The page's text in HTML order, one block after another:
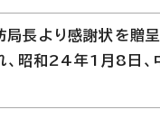
長より感謝状を贈
昭和24年1月8日